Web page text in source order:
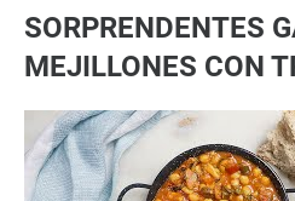
SORPRENDENTES
MEJILLONES CON